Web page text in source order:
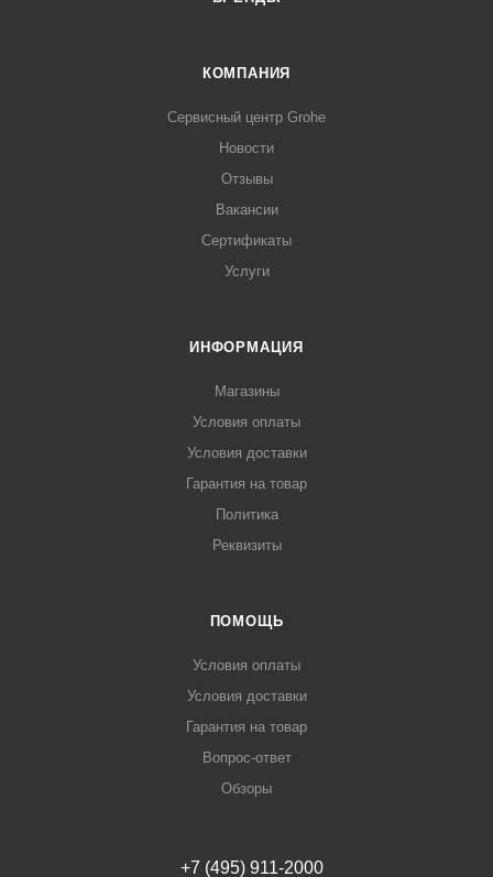
КОМПАНИЯ
Сервисный центр Grohe
Новости
Отзывы
Вакансии
Сертификаты
Услуги
ИНФОРМАЦИЯ
Магазины
Условия оплаты
Условия доставки
Гарантия на товар
Политика
Реквизиты
ПОМОЩЬ
Условия оплаты
Условия доставки
Гарантия на товар
Вопрос-ответ
Обзоры
+7 (495) 911-2000